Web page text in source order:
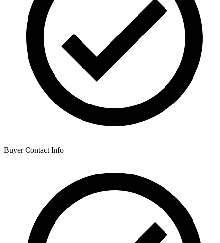
Buyer Contact Info